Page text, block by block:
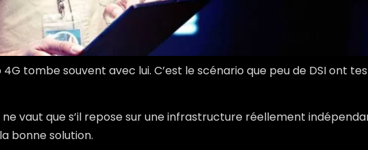
tombe souvent avec lui. C’est le scénario que peu de DSI ont
vaut que s’il repose sur une infrastructure réellement
bonne solution.